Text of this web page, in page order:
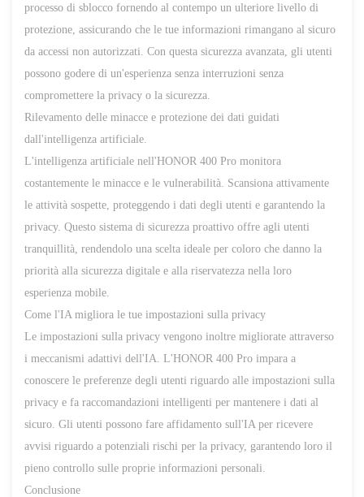
processo di sblocco fornendo al contempo un ulteriore livello di
protezione, assicurando che le tue informazioni rimangano al sicuro
da accessi non autorizzati. Con questa sicurezza avanzata, gli utenti
possono godere di un'esperienza senza interruzioni senza
compromettere la privacy o la sicurezza.
Rilevamento delle minacce e protezione dei dati guidati
dall'intelligenza artificiale.
L'intelligenza artificiale nell'HONOR 400 Pro monitora
costantemente le minacce e le vulnerabilità. Scansiona attivamente
le attività sospette, proteggendo i dati degli utenti e garantendo la
privacy. Questo sistema di sicurezza proattivo offre agli utenti
tranquillità, rendendolo una scelta ideale per coloro che danno la
priorità alla sicurezza digitale e alla riservatezza nella loro
esperienza mobile.
Come l'IA migliora le tue impostazioni sulla privacy
Le impostazioni sulla privacy vengono inoltre migliorate attraverso
i meccanismi adattivi dell'IA. L'HONOR 400 Pro impara a
conoscere le preferenze degli utenti riguardo alle impostazioni sulla
privacy e fa raccomandazioni intelligenti per mantenere i dati al
sicuro. Gli utenti possono fare affidamento sull'IA per ricevere
avvisi riguardo a potenziali rischi per la privacy, garantendo loro il
pieno controllo sulle proprie informazioni personali.
Conclusione